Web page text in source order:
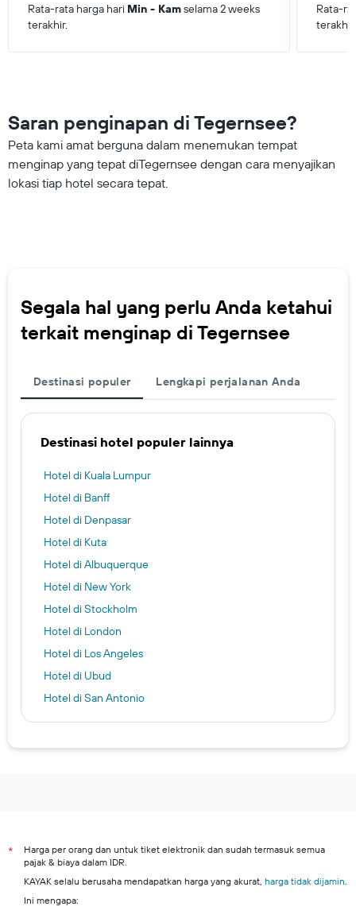
Rata-rata harga hari Min - Kamselama 2 weeks
terakhir.
Rata-
terakhir.
Saran penginapan di Tegernsee?
Peta kami amat berguna dalam menemukan tempat
menginap yang tepat diTegernsee dengan cara menyajikan
lokasi tiap hotel secara tepat.
Segala hal yang perlu Anda ketahui
terkait menginap di Tegernsee
Destinasi populer Lengkapi perjalanan Anda
Destinasi hotel populer lainnya
Hotel di Kuala Lumpur
Hotel di Banff
Hotel di Denpasar
Hotel di Kuta
Hotel di Albuquerque
Hotel di New York
Hotel di Stockholm
Hotel di London
Hotel di Los Angeles
Hotel di Ubud
Hotel di San Antonio
Hotel di Nusa Penida
Hotel di Singapura
Surabaya hotels
Kota Bekasi hotels
*
Harga per orang dan untuk tiket elektronik dan sudah termasuk semua
pajak & biaya dalam IDR.
KAYAK selalu berusaha mendapatkan harga yang akurat, harga tidak dijamin.
Ini mengapa: